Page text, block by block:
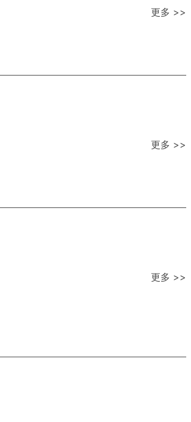
更多 >>
更多 >>
更多 >>